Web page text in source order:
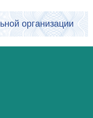
организации